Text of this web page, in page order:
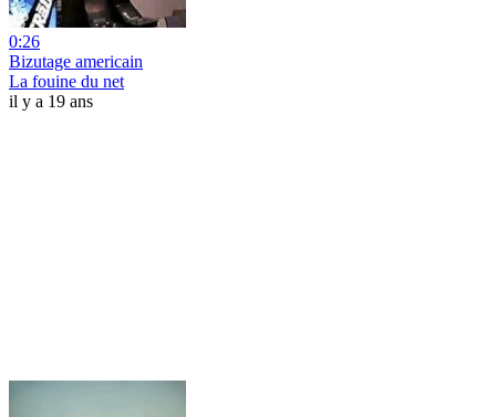
0:26
Bizutage americain
La fouine du net
il y a 19 ans